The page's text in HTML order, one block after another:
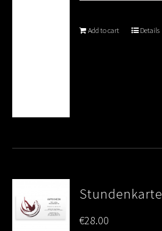
Add to cart Details
Stundenkarte
€28.00